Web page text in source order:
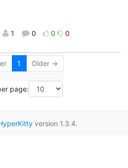
1 0 0 0
1 Older →
page:
version 1.3.4.